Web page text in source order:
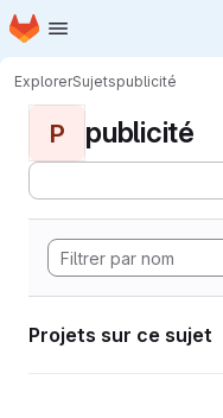
Passer au contenu principal
Page d'accueil
ExplorerSujetspublicité
P publicité
Projets sur ce sujet